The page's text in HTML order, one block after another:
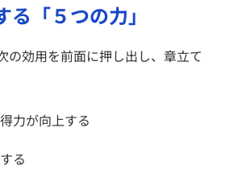
「５つの力」
の効用を前面に押し出し、章立て
力が向上する
る